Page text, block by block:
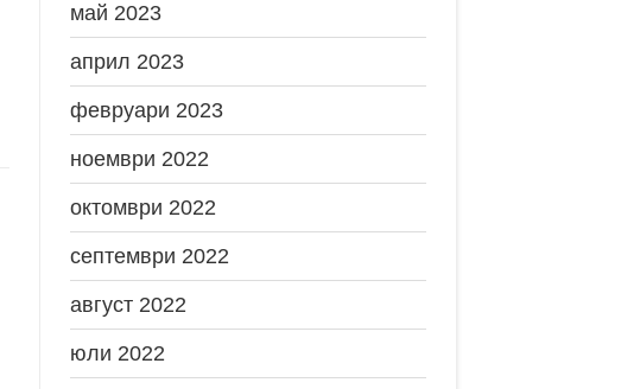
май 2023
април 2023
февруари 2023
ноември 2022
октомври 2022
септември 2022
август 2022
юли 2022